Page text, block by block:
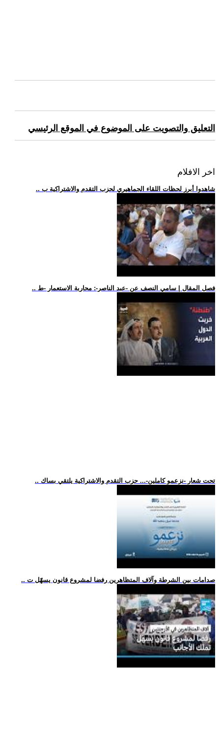
التعليق والتصويت على الموضوع في الموقع الرئيسي
اخر الافلام
.. شاهدوا أبرز لحظات اللقاء الجماهيري لحزب التقدم والاشتراكية ب
.. فصل المقال | سامي النصف عن -عبد الناصر-: محاربة الاستعمار -ط
.. تحت شعار -نزعمو كاملين-... حزب التقدم والاشتراكية يلتقي بساك
.. صدامات بين الشرطة وآلاف المتظاهرين رفضا لمشروع قانون يسهّل ت